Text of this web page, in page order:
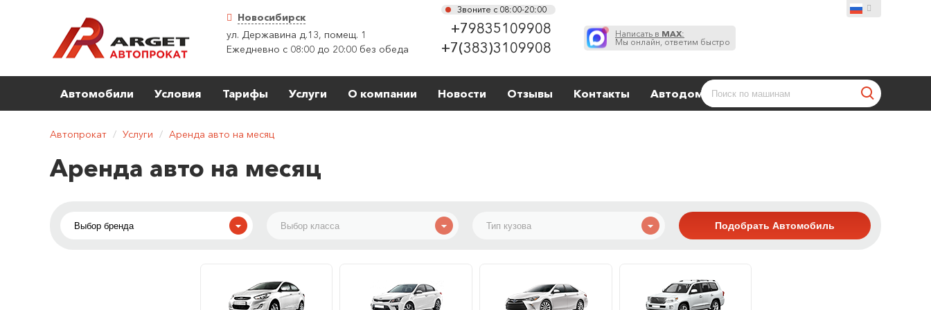
Новосибирск
ул. Державина д.13, помещ. 1
Ежедневно с 08:00 до 20:00 без обеда
Звоните с 08:00-20:00
+79835109908
+7(383)3109908
Написать в MAX:
Мы онлайн, ответим быстро
Автомобили Условия Тарифы Услуги О компании Новости Отзывы Контакты Автодома
Автопрокат / Услуги / Аренда авто на месяц
Аренда авто на месяц